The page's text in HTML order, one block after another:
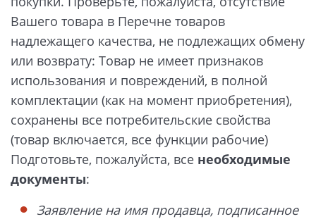
Вашего товара в Перечне товаров
надлежащего качества, не подлежащих обмену
или возврату: Товар не имеет признаков
использования и повреждений, в полной
комплектации (как на момент приобретения),
сохранены все потребительские свойства
(товар включается, все функции рабочие)
Подготовьте, пожалуйста, все необходимые
документы:
Заявление на имя продавца, подписанное